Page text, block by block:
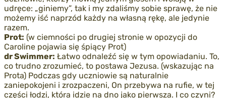
udręce: „giniemy”, tak i my zdaliśmy sobie sprawę, że nie
możemy iść naprzód każdy na własną rękę, ale jedynie
razem.
Prot: (w ciemności po drugiej stronie w opozycji do
Caroline pojawia się śpiący Prot)
dr Swimmer: Łatwo odnaleźć się w tym opowiadaniu. To,
co trudno zrozumieć, to postawa Jezusa. (wskazując na
Prota) Podczas gdy uczniowie są naturalnie
zaniepokojeni i zrozpaczeni, On przebywa na rufie, w tej
części łodzi, która idzie na dno jako pierwsza. I co czyni?